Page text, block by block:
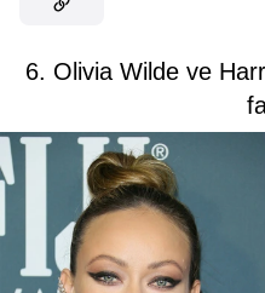
6. Olivia Wilde ve